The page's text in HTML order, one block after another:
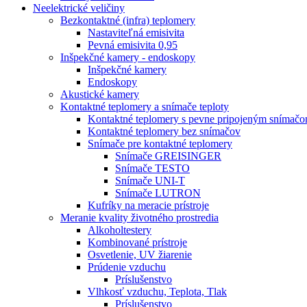
Neelektrické veličiny
Bezkontaktné (infra) teplomery
Nastaviteľná emisivita
Pevná emisivita 0,95
Inšpekčné kamery - endoskopy
Inšpekčné kamery
Endoskopy
Akustické kamery
Kontaktné teplomery a snímače teploty
Kontaktné teplomery s pevne pripojeným
Kontaktné teplomery bez snímačov
Snímače pre kontaktné teplomery
Snímače GREISINGER
Snímače TESTO
Snímače UNI-T
Snímače LUTRON
Kufríky na meracie prístroje
Meranie kvality životného prostredia
Alkoholtestery
Kombinované prístroje
Osvetlenie, UV žiarenie
Prúdenie vzduchu
Príslušenstvo
Vlhkosť vzduchu, Teplota, Tlak
Príslušenstvo